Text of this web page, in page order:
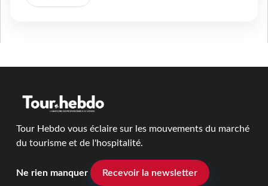
Tour Hebdo vous éclaire sur les mouvements du marché
du tourisme et de l'hospitalité.
Ne rien manquer Recevoir la newsletter